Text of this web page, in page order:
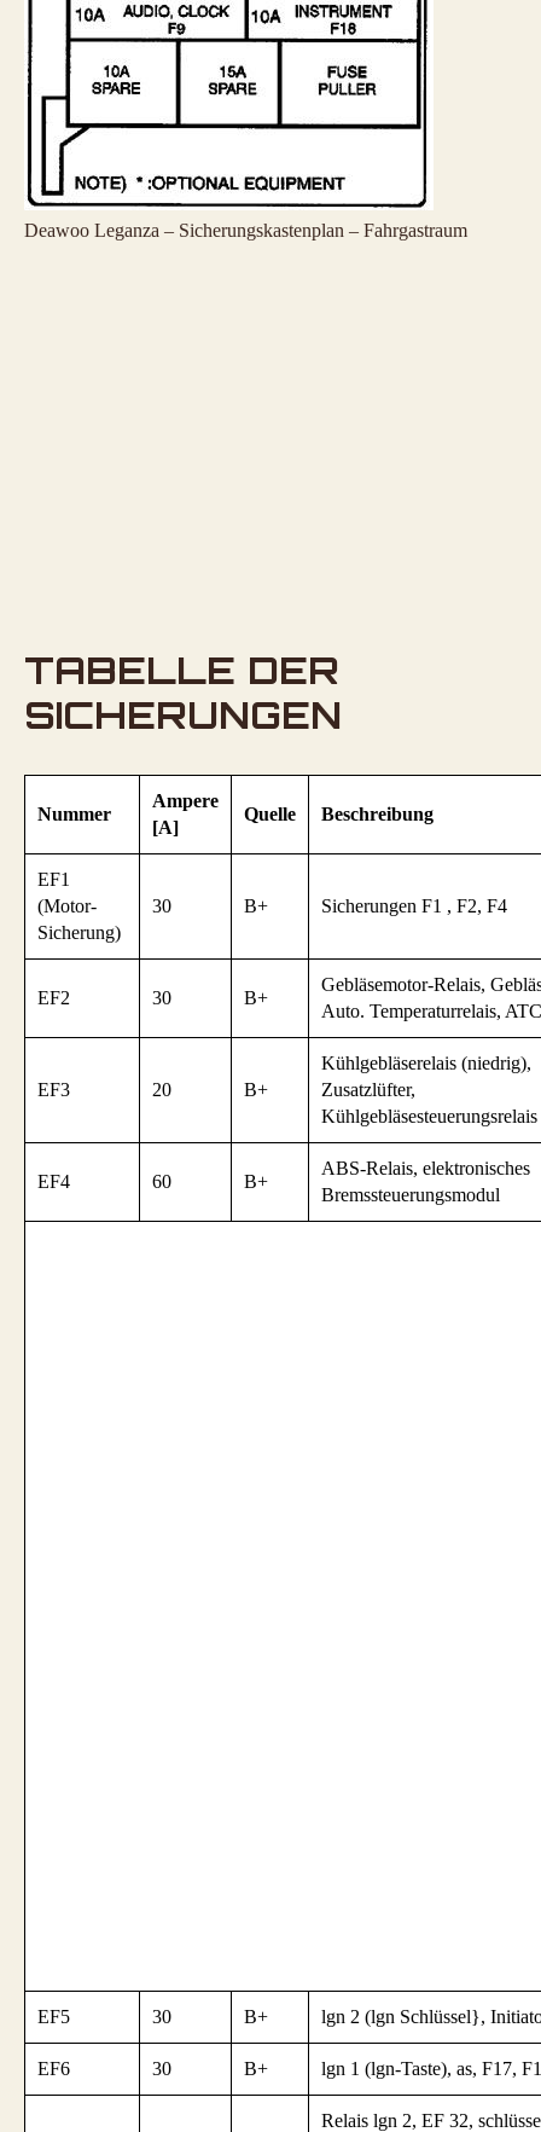
Deawoo Leganza – Sicherungskastenplan – Fahrgastraum
TABELLE DER
SICHERUNGEN
Nummer
Ampere
[A]
Quelle Beschreibung
EF1
(Motor-
Sicherung)
30 B+ Sicherungen F1 , F2, F4
EF2 30 B+
Gebläsemotor-Relais,
Auto. Temperaturrelais,
EF3 20 B+
Kühlgebläserelais (niedrig),
Zusatzlüfter,
Kühlgebläsesteuerungsrelais
EF4 60 B+
ABS-Relais, elektronisches
Bremssteuerungsmodul
EF5 30 B+ lgn 2 (lgn Schlüssel},
EF6 30 B+ lgn 1 (lgn-Taste), as, F17,
Relais lgn 2, EF 32,